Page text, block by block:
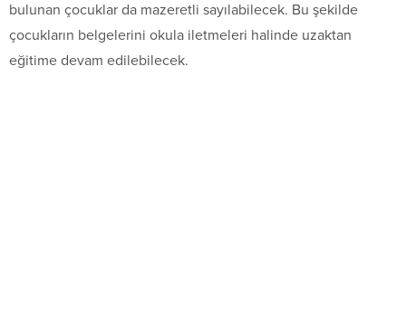
bulunan çocuklar da mazeretli sayılabilecek. Bu şekilde
çocukların belgelerini okula iletmeleri halinde uzaktan
eğitime devam edilebilecek.